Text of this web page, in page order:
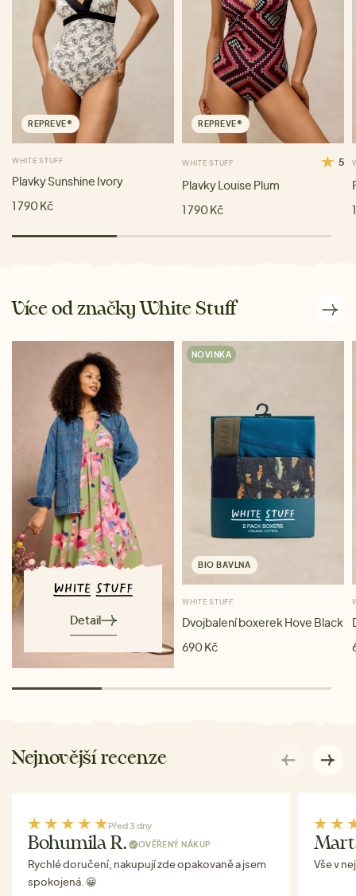
REPREVE®
WHITE STUFF
Plavky Sunshine Ivory
1 790 Kč
REPREVE®
WHITE STUFF 5
Plavky Louise Plum
1 790 Kč
Více od značky White Stuff
Detail
NOVINKA
BIO BAVLNA
WHITE STUFF
Dvojbalení boxerek Hove Black
690 Kč
Nejnovější recenze
Před 3 dny
Bohumila R. OVĚŘENÝ NÁKUP
Rychlé doručení, nakupují zde opakovaně a jsem
spokojená. 😀
Vše v